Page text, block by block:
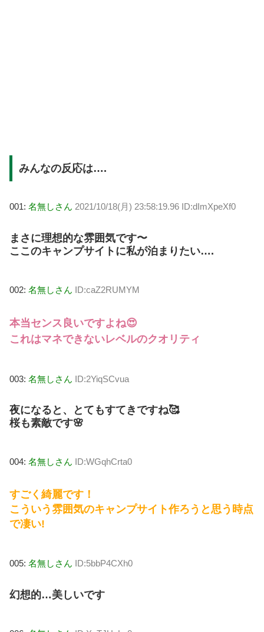
みんなの反応は….
001: 名無しさん 2021/10/18(月) 23:58:19.96 ID:dImXpeXf0
まさに理想的な雰囲気です〜
ここのキャンプサイトに私が泊まりたい….
002: 名無しさん ID:caZ2RUMYM
本当センス良いですよね😍
これはマネできないレベルのクオリティ
003: 名無しさん ID:2YiqSCvua
夜になると、とてもすてきですね🥰
桜も素敵です🌸
004: 名無しさん ID:WGqhCrta0
すごく綺麗です！
こういう雰囲気のキャンプサイト作ろうと思う時点
で凄い!
005: 名無しさん ID:5bbP4CXh0
幻想的…美しいです